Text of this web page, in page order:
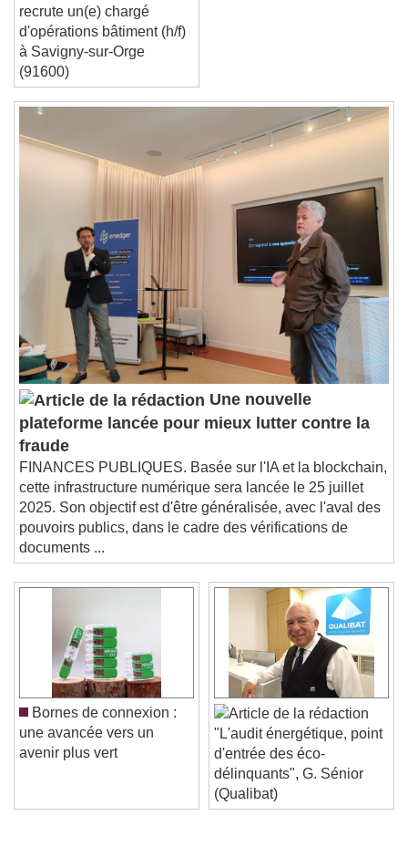
Close Modal Dialog
End of dialog window.
Ville de savigny sur orge
recrute un(e) chargé
d'opérations bâtiment (h/f)
à Savigny-sur-Orge
(91600)
Une nouvelle
plateforme lancée pour mieux lutter contre la
fraude
FINANCES PUBLIQUES. Basée sur l'IA et la blockchain,
cette infrastructure numérique sera lancée le 25 juillet
2025. Son objectif est d'être généralisée, avec l'aval des
pouvoirs publics, dans le cadre des vérifications de
documents ...
Bornes de connexion :
une avancée vers un
"L'audit énergétique, point
d'entrée des éco-
délinquants", G. Sénior
(Qualibat)